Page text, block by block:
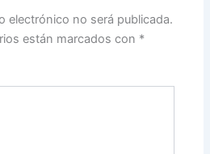
electrónico no será publicada.
están marcados con *